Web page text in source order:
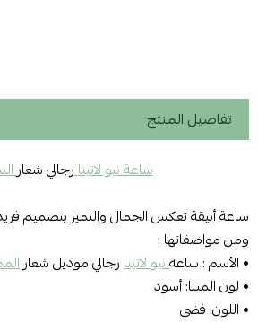
تفاصيل المنتج
ساعة نيو لاتينارجالي شعار
ساعة أنيقة تعكس الجمال والتميز بتصميم
ومن مواصفاتها :
• الأسم : ساعةنيو لاتينارجالي موديل شعارال
• لون المينا: أسود
• اللون: فضي